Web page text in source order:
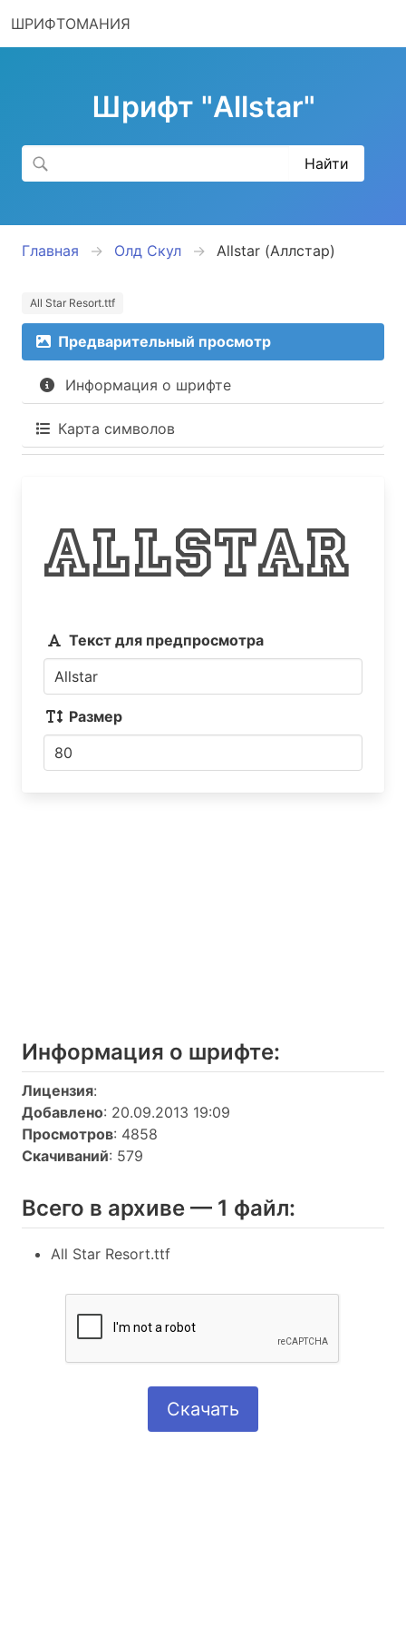
ШРИФТОМАНИЯ
Шрифт "Allstar"
Главная Олд Скул Allstar (Аллстар)
All Star Resort.ttf
Предварительный просмотр
Информация о шрифте
Карта символов
Allstar
Текст для предпросмотра
Размер
Информация о шрифтe:
Лицензия:
Добавлено: 20.09.2013 19:09
Просмотров: 4858
Скачиваний: 579
Всего в архиве — 1 файл:
All Star Resort.ttf
Скачать